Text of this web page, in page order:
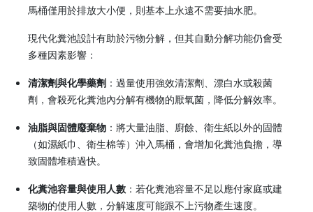
馬桶僅用於排放大小便，則基本上永遠不需要抽水肥。
現代化糞池設計有助於污物分解，但其自動分解功能仍會受
多種因素影響：
清潔劑與化學藥劑 ：過量使用強效清潔劑、漂白水或殺菌
劑，會殺死化糞池內分解有機物的厭氧菌，降低分解效率。
油脂與固體廢棄物 ：將大量油脂、廚餘、衛生紙以外的固體
（如濕紙巾、衛生棉等）沖入馬桶，會增加化糞池負擔，導
致固體堆積過快。
化糞池容量與使用人數 ：若化糞池容量不足以應付家庭或建
築物的使用人數，分解速度可能跟不上污物產生速度。